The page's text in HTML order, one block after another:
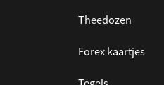
Theedozen
Forex kaartjes